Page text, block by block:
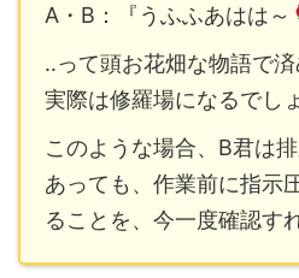
A・B：『うふふあはは～
‥って頭お花畑な物語で済
実際は修羅場になるでし
このような場合、B君は
あっても、作業前に指示
ることを、今一度確認す